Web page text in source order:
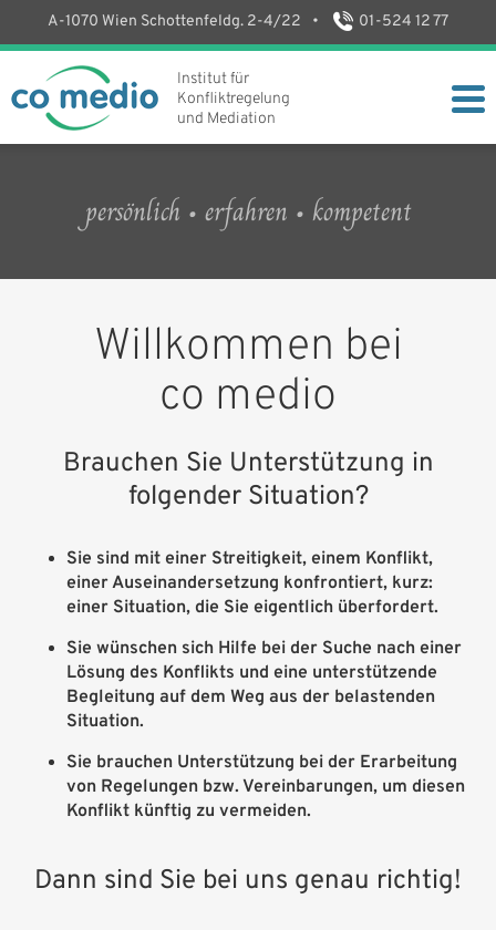
A-1070 Wien Schottenfeldg. 2-4/22 • 01-524 12 77
Institut für
Konfliktregelung
und Mediation
persönlich • erfahren • kompetent
Willkommen bei
co medio
Brauchen Sie Unterstützung in
folgender Situation?
Sie sind mit einer Streitigkeit, einem Konflikt,
einer Auseinandersetzung konfrontiert, kurz:
einer Situation, die Sie eigentlich überfordert.
Sie wünschen sich Hilfe bei der Suche nach einer
Lösung des Konflikts und eine unterstützende
Begleitung auf dem Weg aus der belastenden
Situation.
Sie brauchen Unterstützung bei der Erarbeitung
von Regelungen bzw. Vereinbarungen, um diesen
Konflikt künftig zu vermeiden.
Dann sind Sie bei uns genau richtig!